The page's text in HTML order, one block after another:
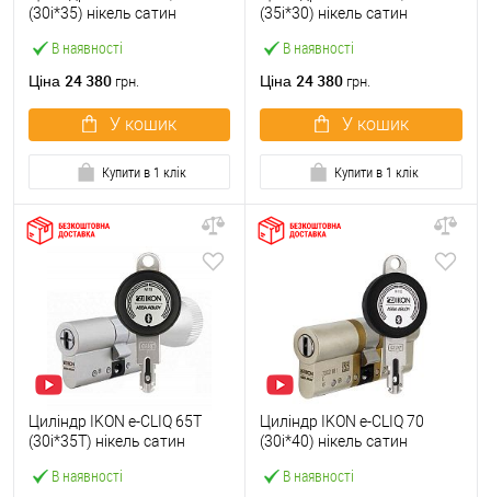
В наявності
(30i*35) нікель сатин
Ціна 24 380 грн.
У кошик
Купити в 1 клік
В наявності
(35i*30) нікель сатин
Ціна 24 380 грн.
У кошик
Купити в 1 клік
В наявності
Циліндр IKON e-CLIQ 65T
(30i*35T) нікель сатин
В наявності
Циліндр IKON e-CLIQ 70
(30i*40) нікель сатин